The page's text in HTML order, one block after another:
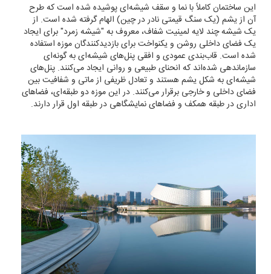
این ساختمان کاملاً با نما و سقف شیشه‌ای پوشیده شده است که طرح
آن از یشم (یک سنگ قیمتی نادر در چین) الهام گرفته شده است. از
یک شیشه چند لایه لمینیت شفاف، معروف به "شیشه زمرد" برای ایجاد
یک فضای داخلی روشن و یکنواخت برای بازدیدکنندگان موزه استفاده
شده است. قاب‌بندی عمودی و افقی پنل‌های شیشه‌ای به گونه‌ای
سازماندهی شده‌اند که انحنای طبیعی و روانی ایجاد می‌کنند. پنل‌های
شیشه‌ای به شکل یشم هستند و تعادل ظریفی از ماتی و شفافیت بین
فضای داخلی و خارجی برقرار می‌کنند. در این موزه دو طبقه‌ای، فضاهای
اداری در طبقه همکف و فضاهای نمایشگاهی در طبقه اول قرار دارند.